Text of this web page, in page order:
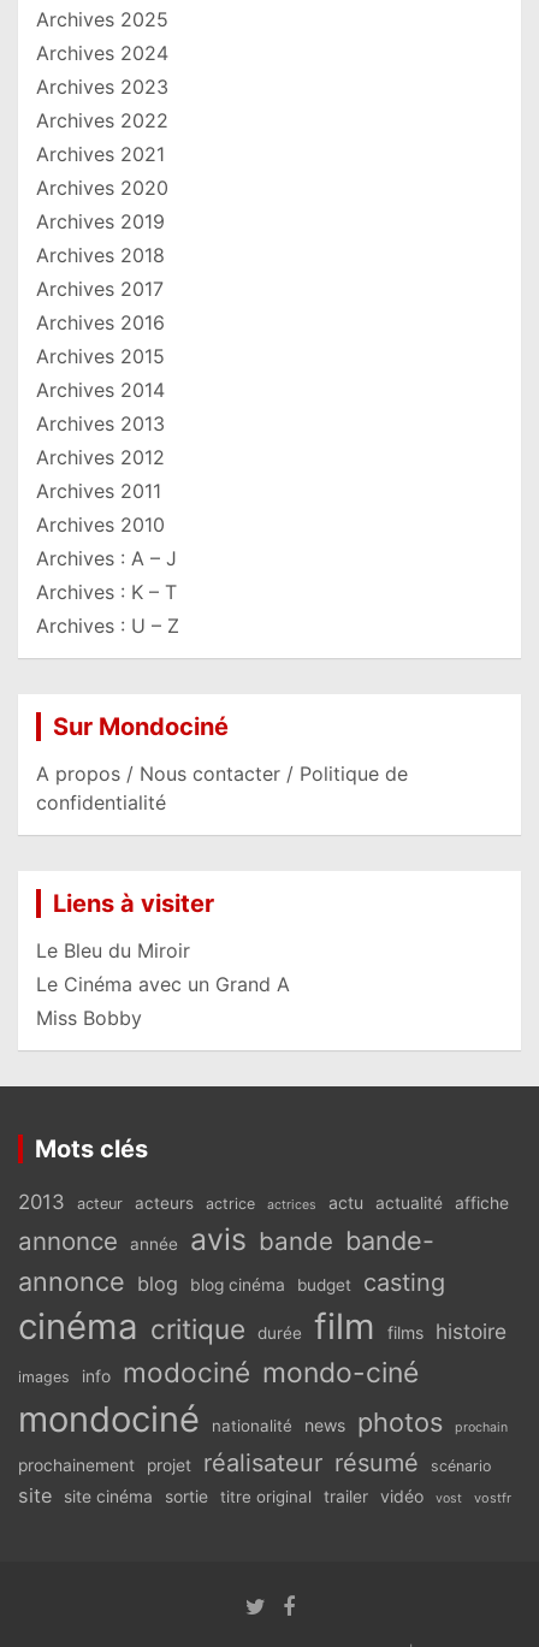
Archives 2025
Archives 2024
Archives 2023
Archives 2022
Archives 2021
Archives 2020
Archives 2019
Archives 2018
Archives 2017
Archives 2016
Archives 2015
Archives 2014
Archives 2013
Archives 2012
Archives 2011
Archives 2010
Archives : A – J
Archives : K – T
Archives : U – Z
Sur Mondociné
A propos / Nous contacter / Politique de
confidentialité
Liens à visiter
Le Bleu du Miroir
Le Cinéma avec un Grand A
Miss Bobby
Mots clés
2013 acteur acteurs actrice actrices actu actualité affiche
annonce année avis bande bande-
annonce blog blog cinéma budget casting
cinéma critique durée film films histoire
images info modociné mondo-ciné
mondociné nationalité news photos prochain
prochainement projet réalisateur résumé scénario
site site cinéma sortie titre original trailer vidéo vost vostfr